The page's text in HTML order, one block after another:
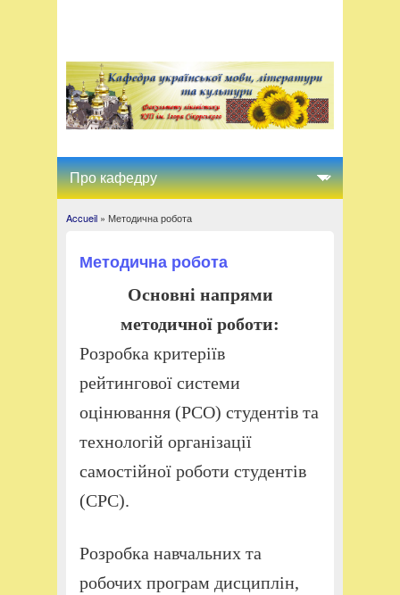
You are here
Accueil» Методична робота
Методична робота
Основні напрями
методичної роботи:
Розробка критеріїв
рейтингової системи
оцінювання (РСО) студентів та
технологій організації
самостійної роботи студентів
(СРС).
Розробка навчальних та
робочих програм дисциплін,